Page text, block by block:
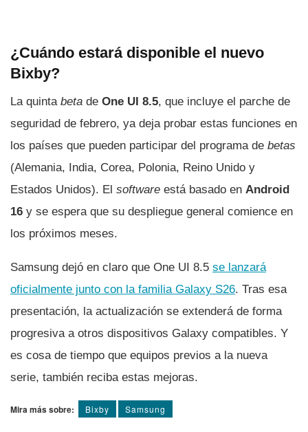
¿Cuándo estará disponible el nuevo
Bixby?
La quinta beta de One UI 8.5, que incluye el parche de
seguridad de febrero, ya deja probar estas funciones en
los países que pueden participar del programa de betas
(Alemania, India, Corea, Polonia, Reino Unido y
Estados Unidos). El software está basado en Android
16 y se espera que su despliegue general comience en
los próximos meses.
Samsung dejó en claro que One UI 8.5 se lanzará
oficialmente junto con la familia Galaxy S26. Tras esa
presentación, la actualización se extenderá de forma
progresiva a otros dispositivos Galaxy compatibles. Y
es cosa de tiempo que equipos previos a la nueva
serie, también reciba estas mejoras.
Mira más sobre: Bixby Samsung